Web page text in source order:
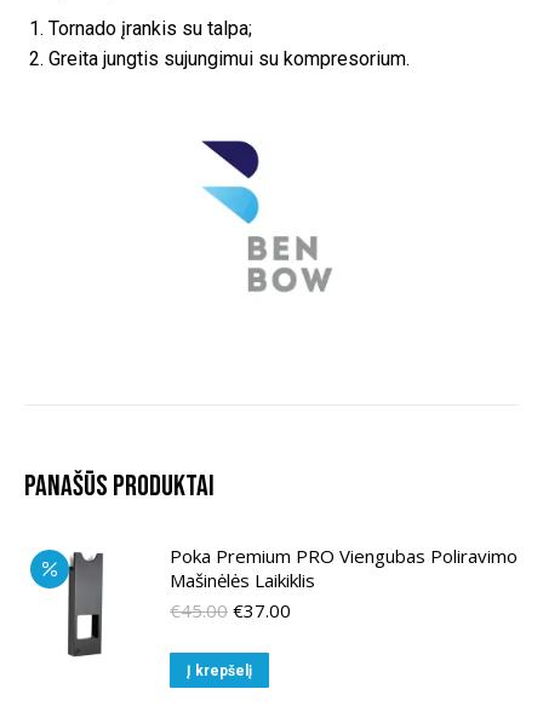
Tornado įrankis su talpa;
Greita jungtis sujungimui su kompresorium.
Panašūs produktai
Poka Premium PRO Viengubas Poliravimo
Mašinėlės Laikiklis
€45.00 Original
was:
€45.00.
€37.00
Į krepšelį